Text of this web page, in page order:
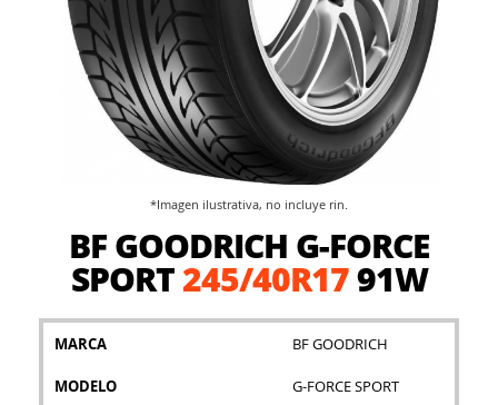
BF GOODRICH G-FORCE
SPORT245/40R1791W
MARCA BF GOODRICH
MODELO G-FORCE SPORT
*Imagen ilustrativa, no incluye rin.
comienzo
galería
imágenes